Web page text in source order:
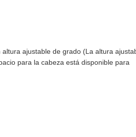
ajustable de grado (La altura
para la cabeza está disponible para